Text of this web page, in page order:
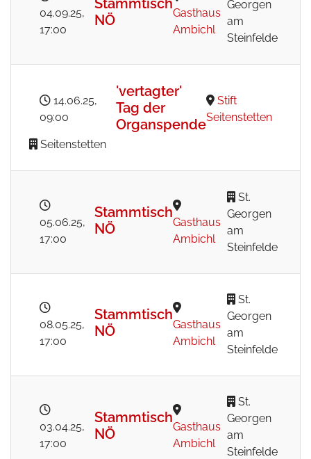
04.09.25,
17:00
NÖ
Gasthaus
Ambichl
Georgen
am
Steinfelde
14.06.25,
09:00
'vertagter'
Tag der
Organspende
Stift
Seitenstetten
Seitenstetten
05.06.25,
17:00
Stammtisch
NÖ
Gasthaus
Ambichl
St.
Georgen
am
Steinfelde
08.05.25,
17:00
Stammtisch
NÖ
Gasthaus
Ambichl
St.
Georgen
am
Steinfelde
03.04.25,
17:00
Stammtisch
NÖ
Gasthaus
Ambichl
St.
Georgen
am
Steinfelde